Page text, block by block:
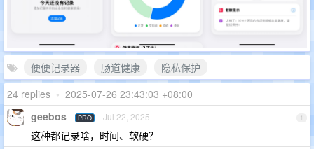
便便记录器 肠道健康
隐私保护
24 replies • 2025-07-26 23:43:03 +08:00
1
geebos PRO Jul 22, 2025
这种都记录啥，时间、软硬？